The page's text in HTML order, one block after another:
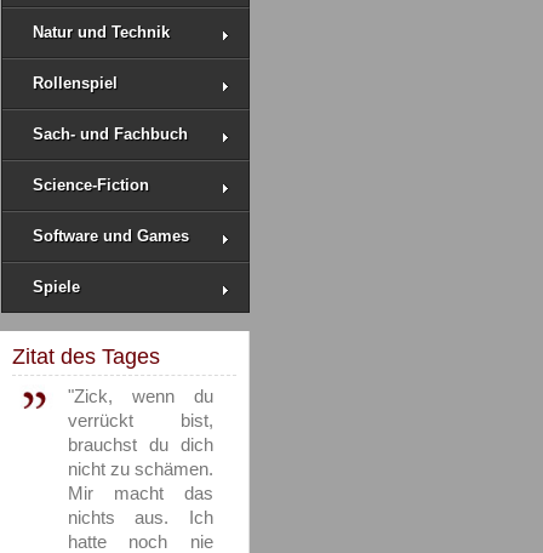
Natur und Technik
Rollenspiel
Sach- und Fachbuch
Science-Fiction
Software und Games
Spiele
Zitat des Tages
"Zick, wenn du
verrückt bist,
brauchst du dich
nicht zu schämen.
Mir macht das
nichts aus. Ich
hatte noch nie